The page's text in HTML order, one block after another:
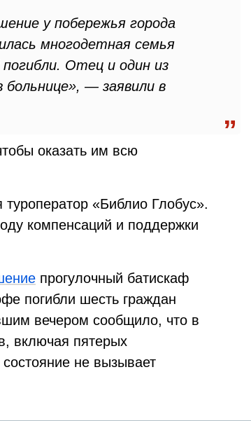
у побережья города
многодетная семья
Отец и один из
— заявили в
оказать им всю
«Библио Глобус».
компенсаций и поддержки
прогулочный батискаф
погибли шесть граждан
вечером сообщило, что в
включая пятерых
не вызывает